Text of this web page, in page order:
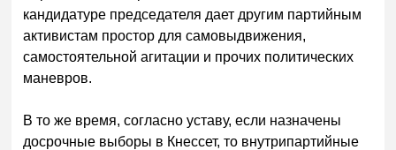
кандидатуре председателя дает другим партийным
активистам простор для самовыдвижения,
самостоятельной агитации и прочих политических
маневров.
В то же время, согласно уставу, если назначены
досрочные выборы в Кнессет, то внутрипартийные